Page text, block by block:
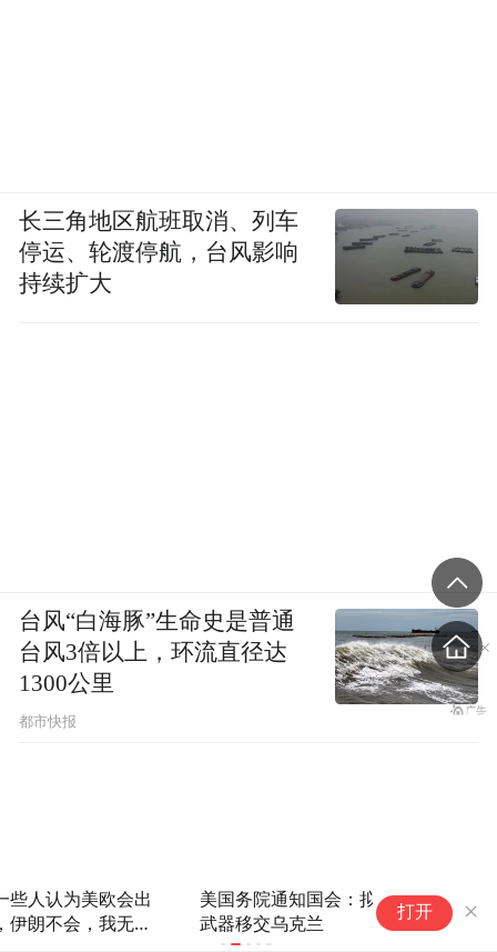
美国务院通知国会：拟从土耳其调拨美制
武器移交乌克兰
专家：关注
打开
长三角地区航班取消、列车
停运、轮渡停航，台风影响
持续扩大
台风“白海豚”生命史是普通
台风3倍以上，环流直径达
1300公里
都市快报